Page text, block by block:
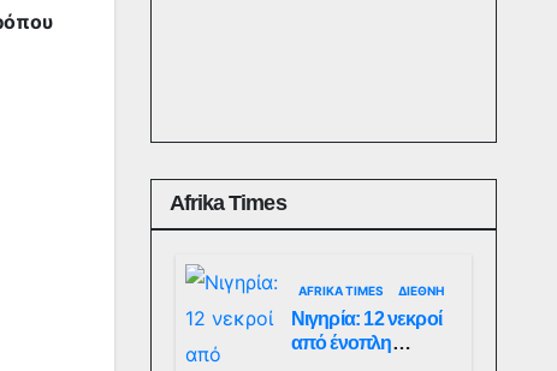
Αfrika Times
AFRIKA TIMES ΔΙΕΘΝΉ
Νιγηρία: 12 νεκροί
από ένοπλη